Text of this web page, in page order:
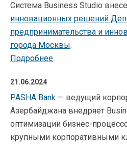
Система Business Studio
инновационных решений
предпринимательства и
города Москвы.
Подробнее
21.06.2024
PASHA Bank — ведущий
Азербайджана внедряет
оптимизации бизнес-
крупными корпоративными